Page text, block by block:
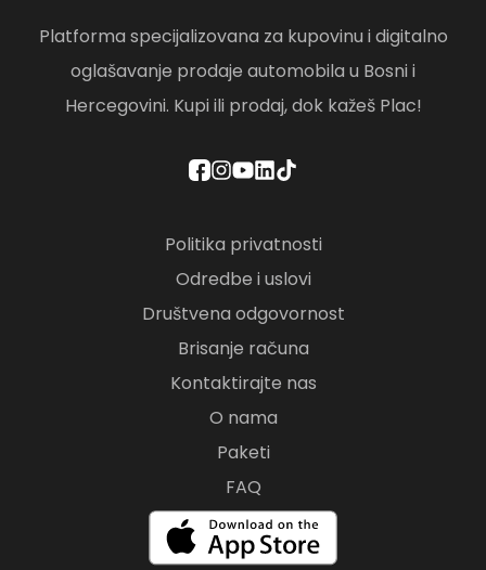
Platforma specijalizovana za kupovinu i digitalno
oglašavanje prodaje automobila u Bosni i
Hercegovini. Kupi ili prodaj, dok kažeš Plac!
Politika privatnosti
Odredbe i uslovi
Društvena odgovornost
Brisanje računa
Kontaktirajte nas
O nama
Paketi
FAQ